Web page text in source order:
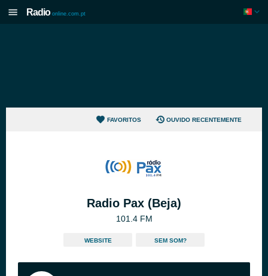
Radio online.com.pt
FAVORITOS OUVIDO RECENTEMENTE
Radio Pax (Beja)
101.4 FM
WEBSITE SEM SOM?